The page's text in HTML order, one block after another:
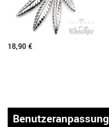
18,90 €
Benutzeranpassung